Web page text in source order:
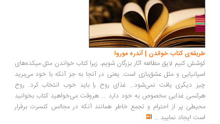
طریقه‌ی کتاب خواندن | آندره موروا
کوشش کنیم لایق مطالعه آثار بزرگان شویم، زیرا کتاب خواندن مثل میکده‌های
اسپانیایی و مثل عشق‌بازی است. یعنی در آنجا به جز آنکه با خود می‌برید
چیز دیگری یافت نمی‌شود... غذای روح را باید خوب انتخاب کرد. روح
هرکسی غذایی مخصوص به خود دارد ... هروقت می‌خواهید کتاب بخوانید
محیطی پر از احترام و تجمع خاطر همانند آنکه در مجالس کنسرت برقرار
است ایجاد نمایید ...